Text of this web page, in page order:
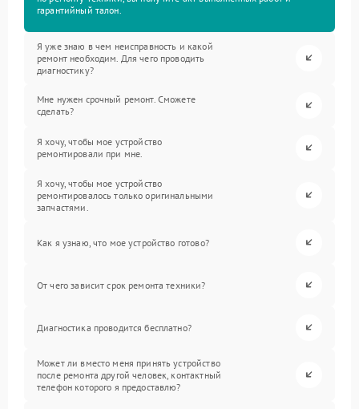
гарантийный талон.
Я уже знаю в чем неисправность и какой
ремонт необходим. Для чего проводить
диагностику?
Мне нужен срочный ремонт. Сможете
сделать?
Я хочу, чтобы мое устройство
ремонтировали при мне.
Я хочу, чтобы мое устройство
ремонтировалось только оригинальными
запчастями.
Как я узнаю, что мое устройство готово?
От чего зависит срок ремонта техники?
Диагностика проводится бесплатно?
Может ли вместо меня принять устройство
после ремонта другой человек, контактный
телефон которого я предоставлю?